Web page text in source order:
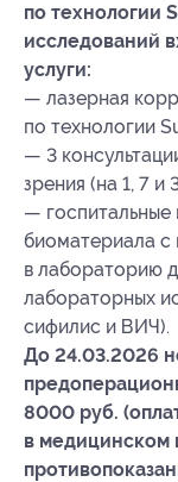
по технологии
исследований
услуги:
— лазерная
по технологии
— 3
зрения (на 1, 7 и
— госпитальные
биоматериала
в лабораторию
лабораторных
сифилис и ВИЧ).
До 24.03.2026
8000 руб.
в медицинском